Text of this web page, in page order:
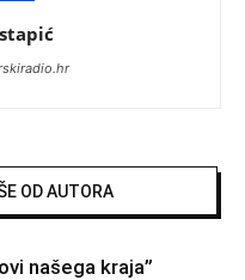
OD AUTORA
našega kraja”